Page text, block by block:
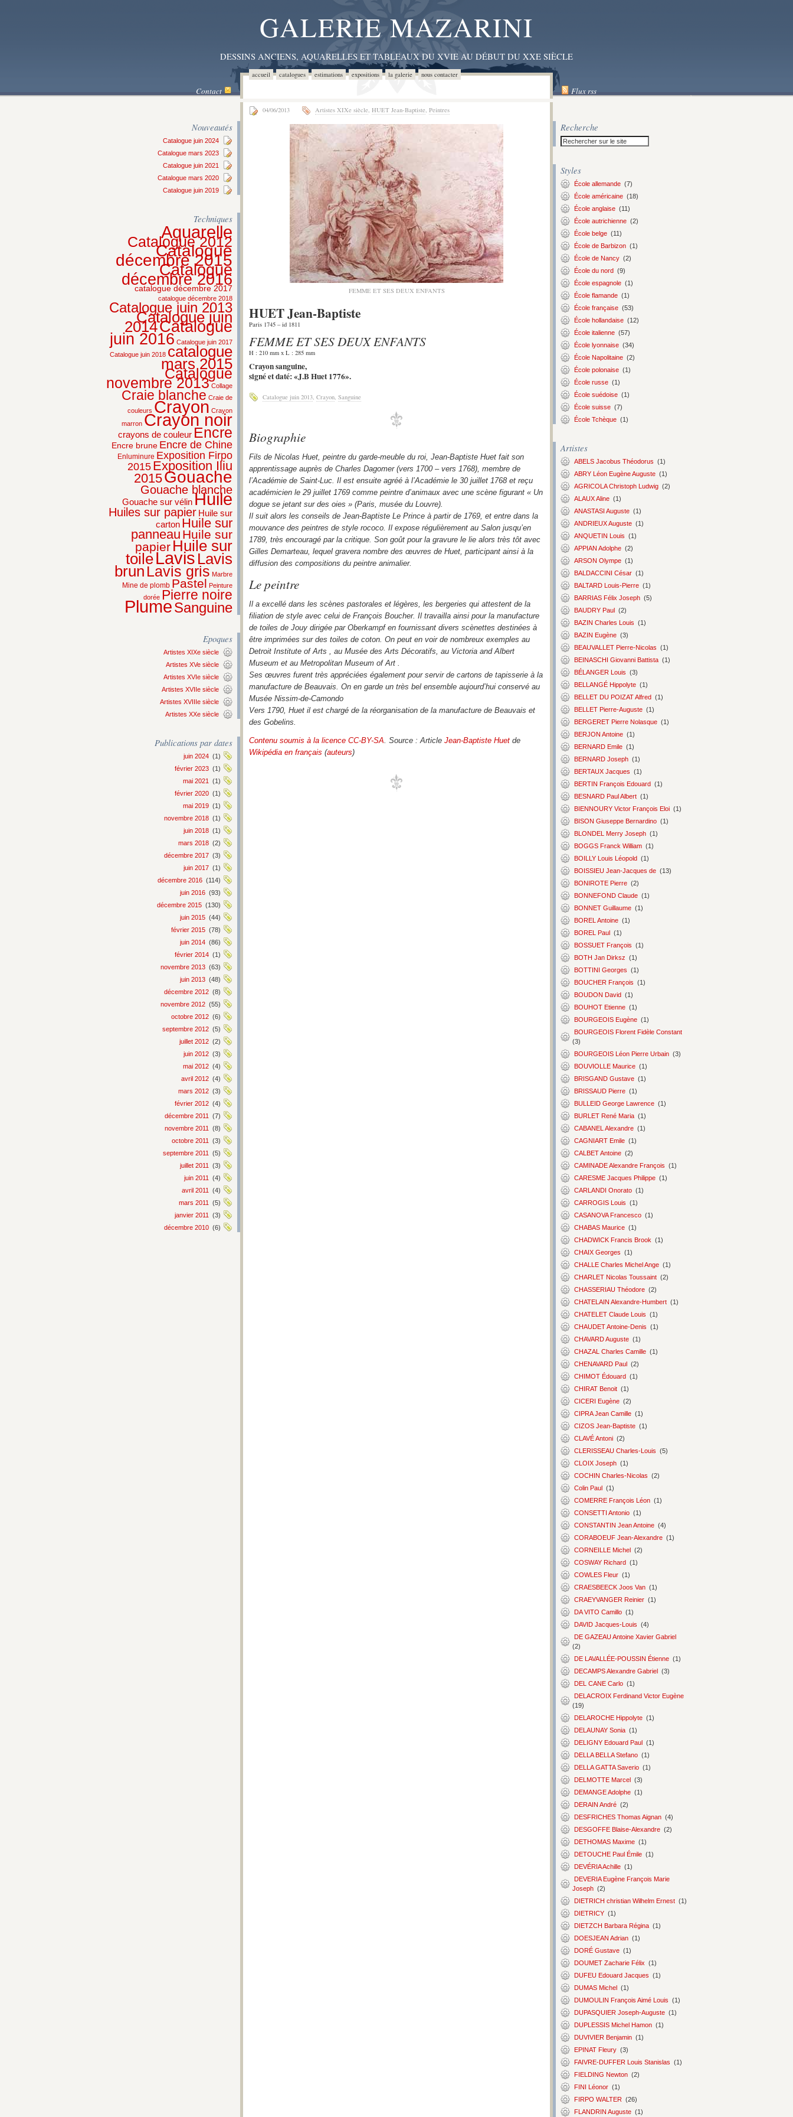
GALERIE MAZARINI
DESSINS ANCIENS, AQUARELLES ET TABLEAUX DU XVIE AU DÉBUT DU XXE SIÈCLE
accueil catalogues estimations expositions la galerie nous contacter
Contact Flux rss
Nouveautés
Catalogue juin 2024
Catalogue mars 2023
Catalogue juin 2021
Catalogue mars 2020
Catalogue juin 2019
Techniques
Aquarelle
Catalogue 2012
Catalogue
décembre 2015
Catalogue
décembre 2016
catalogue décembre 2017
catalogue décembre 2018
Catalogue juin 2013
Catalogue juin
2014Catalogue
juin 2016 Catalogue juin 2017
Catalogue juin 2018 catalogue
mars 2015
Catalogue
novembre 2013 Collage
Craie blanche Craie de
couleurs Crayon Crayon
marron Crayon noir
crayons de couleur Encre
Encre brune Encre de Chine
Enluminure Exposition Firpo
2015 Exposition Iliu
2015Gouache
Gouache blanche
Gouache sur vélinHuile
Huiles sur papier Huile sur
carton Huile sur
panneau Huile sur
papier Huile sur
toileLavis Lavis
brun Lavis gris Marbre
Mine de plomb Pastel Peinture
dorée Pierre noire
PlumeSanguine
Epoques
Artistes XIXe siècle
Artistes XVe siècle
Artistes XVIe siècle
Artistes XVIIe siècle
Artistes XVIIIe siècle
Artistes XXe siècle
Publications par dates
juin 2024 (1)
février 2023 (1)
mai 2021
(1)
février 2020 (1)
mai 2019 (1)
novembre 2018 (1)
juin 2018 (1)
mars 2018 (2)
décembre 2017 (3)
juin 2017 (1)
décembre 2016 (114)
juin 2016 (93)
décembre 2015 (130)
juin 2015 (44)
février 2015 (78)
juin 2014 (86)
février 2014 (1)
novembre 2013 (63)
juin 2013 (48)
décembre 2012 (8)
novembre 2012 (55)
octobre 2012 (6)
septembre 2012 (5)
juillet 2012 (2)
juin 2012 (3)
mai 2012 (4)
avril 2012 (4)
mars 2012 (3)
février 2012 (4)
décembre 2011
(7)
novembre 2011
(8)
octobre 2011
(3)
septembre 2011
(5)
juillet 2011
(3)
juin 2011
(4)
avril 2011
(4)
mars 2011
(5)
janvier 2011
(3)
décembre 2010 (6)
04/06/2013 Artistes XIXe siècle, HUET Jean-Baptiste, Peintres
FEMME ET SES DEUX ENFANTS
HUET Jean-Baptiste
Paris 1745 – id 1811
FEMME ET SES DEUX ENFANTS
H : 210 mm x L : 285 mm
Crayon sanguine,
signé et daté: «J.B Huet 1776».
Catalogue juin 2013 Crayon Sanguine
Biographie
Fils de Nicolas Huet, peintre du garde-meuble du roi, Jean-Baptiste Huet fait son
apprentissage auprès de Charles Dagomer (vers 1700 – vers 1768), membre de
l’Académie de Saint-Luc. Il est ensuite agréé à l’Académie le 30 juillet 1768 et reçu
académicien le 29 juillet 1769 comme peintre d’animaux avec une scène figurant « Un
dogue se jetant sur des oies » (Paris, musée du Louvre).
Il suit alors les conseils de Jean-Baptiste Le Prince à partir de 1769, et entre dans la
mouvance des peintres de style rococo. Il expose régulièrement au Salon jusqu’en
1789, très encouragé par la critique. Son goût pour la gravure le lie alors très tôt avec
Gilles Demarteau, lequel gravera nombre des œuvres de Huet, participant ainsi à la
diffusion des compositions du peintre animalier.
Le peintre
Il a excellé dans les scènes pastorales et légères, les bergeries qui attestent de la
filiation de style avec celui de François Boucher. Il travailla ainsi pour la manufacture
de toiles de Jouy dirigée par Oberkampf en fournissant divers scènettes destinées à
être imprimées sur des toiles de coton. On peut en voir de nombreux exemples au
Detroit Institute of Arts , au Musée des Arts Décoratifs, au Victoria and Albert
Museum et au Metropolitan Museum of Art .
Ses œuvres furent très appréciées également pour servir de cartons de tapisserie à la
manufacture de Beauvais. On en garde un très bel ensemble aujourd’hui conservé au
Musée Nissim-de-Camondo
Vers 1790, Huet il est chargé de la réorganisation de la manufacture de Beauvais et
des Gobelins.
Contenu soumis à la licence CC-BY-SA. Source : Article Jean-Baptiste Huet de
Wikipédia en français (auteurs)
Recherche
Styles
École allemande (7)
École américaine (18)
École anglaise (11)
École autrichienne (2)
École belge (11)
École de Barbizon (1)
École de Nancy (2)
École du nord (9)
École espagnole (1)
École flamande (1)
École française (53)
École hollandaise (12)
École italienne (57)
École lyonnaise (34)
École Napolitaine (2)
École polonaise (1)
École russe (1)
École suédoise (1)
École suisse (7)
École Tchèque (1)
Artistes
ABELS Jacobus Théodorus (1)
ABRY Léon Eugène Auguste (1)
AGRICOLA Christoph Ludwig (2)
ALAUX Aline (1)
ANASTASI Auguste (1)
ANDRIEUX Auguste (1)
ANQUETIN Louis (1)
APPIAN Adolphe (2)
ARSON Olympe (1)
BALDACCINI César (1)
BALTARD Louis-Pierre (1)
BARRIAS Félix Joseph (5)
BAUDRY Paul (2)
BAZIN Charles Louis (1)
BAZIN Eugène (3)
BEAUVALLET Pierre-Nicolas (1)
BEINASCHI Giovanni Battista (1)
BÉLANGER Louis (3)
BELLANGÉ Hippolyte (1)
BELLET DU POIZAT Alfred (1)
BELLET Pierre-Auguste (1)
BERGERET Pierre Nolasque (1)
BERJON Antoine (1)
BERNARD Emile (1)
BERNARD Joseph (1)
BERTAUX Jacques (1)
BERTIN François Edouard (1)
BESNARD Paul Albert (1)
BIENNOURY Victor François Eloi (1)
BISON Giuseppe Bernardino (1)
BLONDEL Merry Joseph (1)
BOGGS Franck William (1)
BOILLY Louis Léopold (1)
BOISSIEU Jean-Jacques de (13)
BONIROTE Pierre (2)
BONNEFOND Claude (1)
BONNET Guillaume (1)
BOREL Antoine (1)
BOREL Paul (1)
BOSSUET François (1)
BOTH Jan Dirksz (1)
BOTTINI Georges (1)
BOUCHER François (1)
BOUDON David (1)
BOUHOT Etienne (1)
BOURGEOIS Eugène (1)
BOURGEOIS Florent Fidèle Constant
(3)
BOURGEOIS Léon Pierre Urbain (3)
BOUVIOLLE Maurice (1)
BRISGAND Gustave (1)
BRISSAUD Pierre (1)
BULLEID George Lawrence (1)
BURLET René Maria (1)
CABANEL Alexandre (1)
CAGNIART Emile (1)
CALBET Antoine (2)
CAMINADE Alexandre François (1)
CARESME Jacques Philippe (1)
CARLANDI Onorato (1)
CARROGIS Louis (1)
CASANOVA Francesco (1)
CHABAS Maurice (1)
CHADWICK Francis Brook (1)
CHAIX Georges (1)
CHALLE Charles Michel Ange (1)
CHARLET Nicolas Toussaint (2)
CHASSERIAU Théodore (2)
CHATELAIN Alexandre-Humbert (1)
CHATELET Claude Louis (1)
CHAUDET Antoine-Denis (1)
CHAVARD Auguste (1)
CHAZAL Charles Camille (1)
CHENAVARD Paul (2)
CHIMOT Édouard (1)
CHIRAT Benoit (1)
CICERI Eugène (2)
CIPRA Jean Camille (1)
CIZOS Jean-Baptiste (1)
CLAVÉ Antoni (2)
CLERISSEAU Charles-Louis (5)
CLOIX Joseph (1)
COCHIN Charles-Nicolas (2)
Colin Paul (1)
COMERRE François Léon (1)
CONSETTI Antonio (1)
CONSTANTIN Jean Antoine (4)
CORABOEUF Jean-Alexandre (1)
CORNEILLE Michel (2)
COSWAY Richard (1)
COWLES Fleur (1)
CRAESBEECK Joos Van (1)
CRAEYVANGER Reinier (1)
DA VITO Camillo (1)
DAVID Jacques-Louis (4)
DE GAZEAU Antoine Xavier Gabriel
(2)
DE LAVALLÉE-POUSSIN Étienne (1)
DECAMPS Alexandre Gabriel (3)
DEL CANE Carlo (1)
DELACROIX Ferdinand Victor Eugène
(19)
DELAROCHE Hippolyte (1)
DELAUNAY Sonia (1)
DELIGNY Edouard Paul (1)
DELLA BELLA Stefano (1)
DELLA GATTA Saverio (1)
DELMOTTE Marcel (3)
DEMANGE Adolphe (1)
DERAIN André (2)
DESFRICHES Thomas Aignan (4)
DESGOFFE Blaise-Alexandre (2)
DETHOMAS Maxime (1)
DETOUCHE Paul Émile (1)
DEVÉRIA Achille (1)
DEVERIA Eugène François Marie
Joseph (2)
DIETRICH christian Wilhelm Ernest (1)
DIETRICY (1)
DIETZCH Barbara Régina (1)
DOESJEAN Adrian (1)
DORÉ Gustave (1)
DOUMET Zacharie Félix (1)
DUFEU Edouard Jacques (1)
DUMAS Michel (1)
DUMOULIN François Aimé Louis (1)
DUPASQUIER Joseph-Auguste (1)
DUPLESSIS Michel Hamon (1)
DUVIVIER Benjamin (1)
EPINAT Fleury (3)
FAIVRE-DUFFER Louis Stanislas (1)
FIELDING Newton (2)
FINI Léonor (1)
FIRPO WALTER (26)
FLANDRIN Auguste (1)